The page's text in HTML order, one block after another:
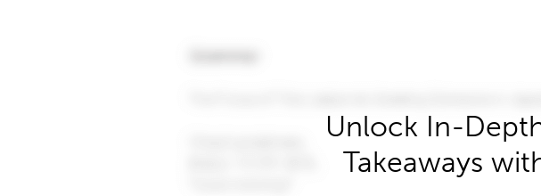
Unlock In-
Takeaways